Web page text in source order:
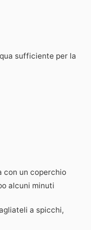
sufficiente per la
con un coperchio
alcuni minuti
a spicchi,